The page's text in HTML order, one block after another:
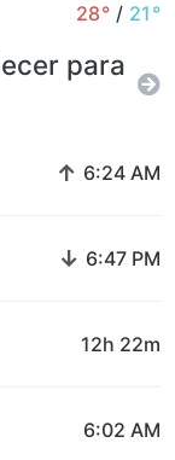
28° / 21°
para
↑ 6:24 AM
↓ 6:47 PM
12h 22m
6:02 AM